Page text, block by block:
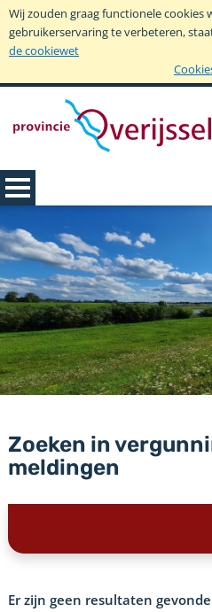
Wij zouden graag functionele cookies
gebruikerservaring te verbeteren,
de cookiewet
Zoeken in
meldingen
Er zijn geen resultaten